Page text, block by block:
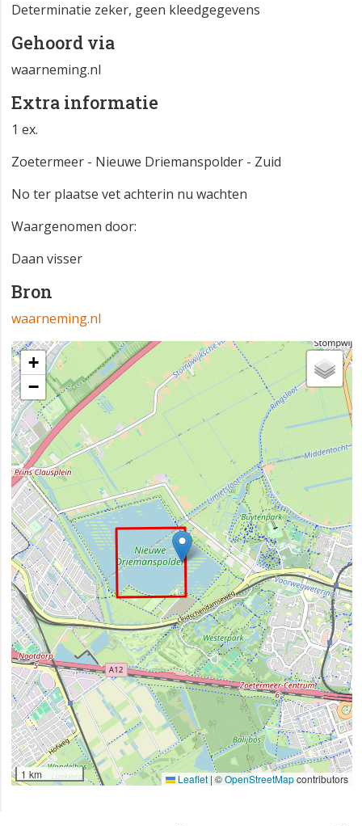
Determinatie zeker, geen kleedgegevens
Gehoord via
waarneming.nl
Extra informatie
1 ex.
Zoetermeer - Nieuwe Driemanspolder - Zuid
No ter plaatse vet achterin nu wachten
Waargenomen door:
Daan visser
Bron
waarneming.nl
+
−
1 km Leaflet | ©OpenStreetMapcontributors